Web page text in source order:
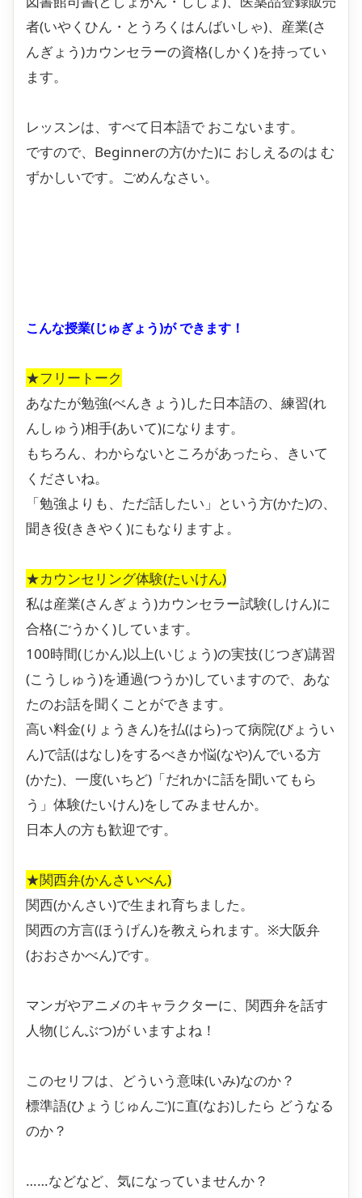
者(いやくひん・とうろくはんばいしゃ)、産業(さ
んぎょう)カウンセラーの資格(しかく)を持ってい
ます。
レッスンは、すべて日本語で おこないます。
ですので、Beginnerの方(かた)に おしえるのは む
ずかしいです。ごめんなさい。
こんな授業(じゅぎょう)が できます！
★フリートーク
あなたが勉強(べんきょう)した日本語の、練習(れ
んしゅう)相手(あいて)になります。
もちろん、わからないところがあったら、きいて
くださいね。
「勉強よりも、ただ話したい」という方(かた)の、
聞き役(ききやく)にもなりますよ。
★カウンセリング体験(たいけん)
私は産業(さんぎょう)カウンセラー試験(しけん)に
合格(ごうかく)しています。
100時間(じかん)以上(いじょう)の実技(じつぎ)講習
(こうしゅう)を通過(つうか)していますので、あな
たのお話を聞くことができます。
高い料金(りょうきん)を払(はら)って病院(びょうい
ん)で話(はなし)をするべきか悩(なや)んでいる方
(かた)、一度(いちど)「だれかに話を聞いてもら
う」体験(たいけん)をしてみませんか。
日本人の方も歓迎です。
★関西弁(かんさいべん)
関西(かんさい)で生まれ育ちました。
関西の方言(ほうげん)を教えられます。※大阪弁
(おおさかべん)です。
マンガやアニメのキャラクターに、関西弁を話す
人物(じんぶつ)が いますよね！
このセリフは、どういう意味(いみ)なのか？
標準語(ひょうじゅんご)に直(なお)したら どうなる
のか？
……などなど、気になっていませんか？